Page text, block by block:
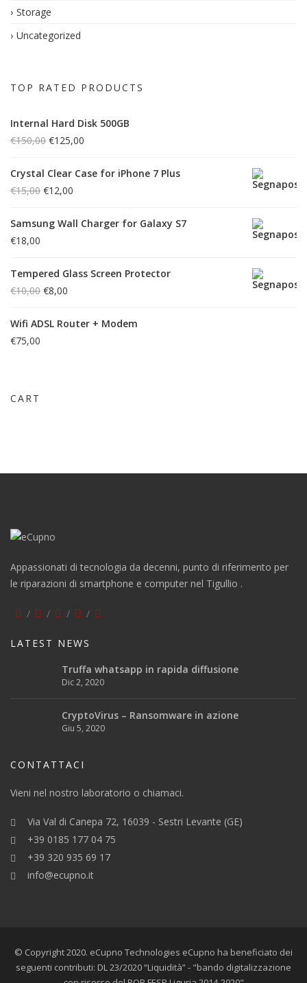
Storage
Uncategorized
TOP RATED PRODUCTS
Internal Hard Disk 500GB
€150,00 €125,00
Crystal Clear Case for iPhone 7 Plus
€15,00 €12,00
Samsung Wall Charger for Galaxy S7
€18,00
Tempered Glass Screen Protector
€10,00 €8,00
Wifi ADSL Router + Modem
€75,00
CART
Appassionati di tecnologia da decenni, punto di riferimento per
le riparazioni di smartphone e computer nel Tigullio .
LATEST NEWS
Truffa whatsapp in rapida diffusione
Dic 2, 2020
CryptoVirus – Ransomware in azione
Giu 5, 2020
CONTATTACI
Vieni nel nostro laboratorio o chiamaci.
Via Val di Canepa 72, 16039 - Sestri Levante (GE)
+39 0185 177 04 75
+39 320 935 69 17
info@ecupno.it
© Copyright 2020. eCupno Technologies eCupno ha beneficiato dei
seguenti contributi: DL 23/2020 “Liquidità” - "bando digitalizzazione